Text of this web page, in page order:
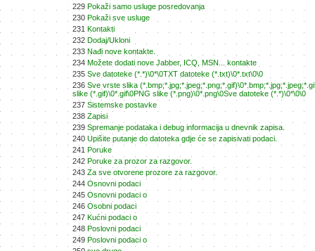
229 Pokaži samo usluge posredovanja
230 Pokaži sve usluge
231 Kontakti
232 Dodaj/Ukloni
233 Nađi nove kontakte.
234 Možete dodati nove Jabber, ICQ, MSN... kontakte
235 Sve datoteke (*.*)\0*\0TXT datoteke (*.txt)\0*.txt\0\0
236 Sve vrste slika
slike (*.gif)\0*.gif\0PNG slike (*.png)\0*.png\0Sve datoteke (*.*)\0*\0\0
237 Sistemske postavke
238 Zapisi
239 Spremanje podataka i debug informacija u dnevnik zapisa.
240 Upišite putanje do datoteka gdje će se zapisivati podaci.
241 Poruke
242 Poruke za prozor za razgovor.
243 Za sve otvorene prozore za razgovor.
244 Osnovni podaci
245 Osnovni podaci o
246 Osobni podaci
247 Kućni podaci o
248 Poslovni podaci
249 Poslovni podaci o